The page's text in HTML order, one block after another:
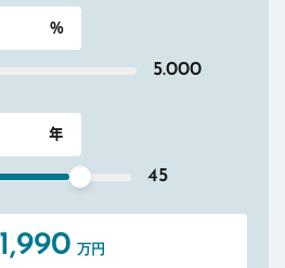
5.000
45
1,990 万円